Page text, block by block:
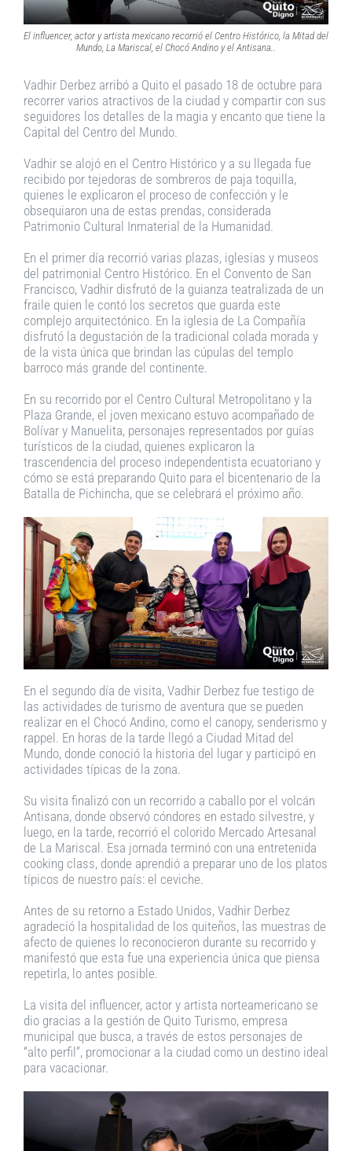
El influencer, actor y artista mexicano recorrió el Centro Histórico, la Mitad del
Mundo, La Mariscal, el Chocó Andino y el Antisana.
Vadhir Derbez arribó a Quito el pasado 18 de octubre para
recorrer varios atractivos de la ciudad y compartir con sus
seguidores los detalles de la magia y encanto que tiene la
Capital del Centro del Mundo.
Vadhir se alojó en el Centro Histórico y a su llegada fue
recibido por tejedoras de sombreros de paja toquilla,
quienes le explicaron el proceso de confección y le
obsequiaron una de estas prendas, considerada
Patrimonio Cultural Inmaterial de la Humanidad.
En el primer día recorrió varias plazas, iglesias y museos
del patrimonial Centro Histórico. En el Convento de San
Francisco, Vadhir disfrutó de la guianza teatralizada de un
fraile quien le contó los secretos que guarda este
complejo arquitectónico. En la iglesia de La Compañía
disfrutó la degustación de la tradicional colada morada y
de la vista única que brindan las cúpulas del templo
barroco más grande del continente.
En su recorrido por el Centro Cultural Metropolitano y la
Plaza Grande, el joven mexicano estuvo acompañado de
Bolívar y Manuelita, personajes representados por guías
turísticos de la ciudad, quienes explicaron la
trascendencia del proceso independentista ecuatoriano y
cómo se está preparando Quito para el bicentenario de la
Batalla de Pichincha, que se celebrará el próximo año.
En el segundo día de visita, Vadhir Derbez fue testigo de
las actividades de turismo de aventura que se pueden
realizar en el Chocó Andino, como el canopy, senderismo y
rappel. En horas de la tarde llegó a Ciudad Mitad del
Mundo, donde conoció la historia del lugar y participó en
actividades típicas de la zona.
Su visita finalizó con un recorrido a caballo por el volcán
Antisana, donde observó cóndores en estado silvestre, y
luego, en la tarde, recorrió el colorido Mercado Artesanal
de La Mariscal. Esa jornada terminó con una entretenida
cooking class, donde aprendió a preparar uno de los platos
típicos de nuestro país: el ceviche.
Antes de su retorno a Estado Unidos, Vadhir Derbez
agradeció la hospitalidad de los quiteños, las muestras de
afecto de quienes lo reconocieron durante su recorrido y
manifestó que esta fue una experiencia única que piensa
repetirla, lo antes posible.
La visita del influencer, actor y artista norteamericano se
dio gracias a la gestión de Quito Turismo, empresa
municipal que busca, a través de estos personajes de
“alto perfil”, promocionar a la ciudad como un destino ideal
para vacacionar.